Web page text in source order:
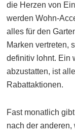
die Herzen von
werden Wohn-
alles für den
Marken vertreten,
definitiv lohnt. Ein
abzustatten, ist
Rabattaktionen.
Fast monatlich
nach der